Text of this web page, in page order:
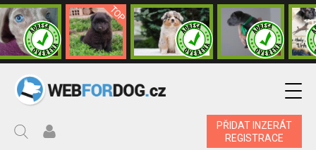
PŘIDAT INZERÁT
REGISTRACE